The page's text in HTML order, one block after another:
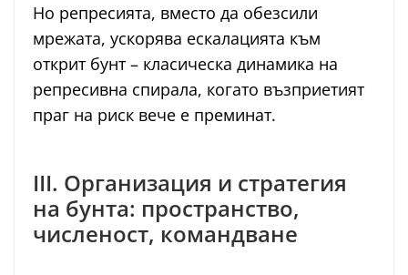
Но репресията, вместо да обезсили
мрежата, ускорява ескалацията към
открит бунт – класическа динамика на
репресивна спирала, когато възприетият
праг на риск вече е преминат.
III. Организация и стратегия
на бунта: пространство,
численост, командване